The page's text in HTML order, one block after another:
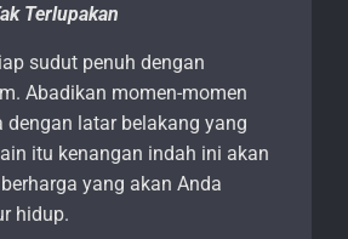
Terlupakan
sudut penuh dengan
Abadikan momen-momen
dengan latar belakang yang
itu kenangan indah ini akan
yang akan Anda
hidup.